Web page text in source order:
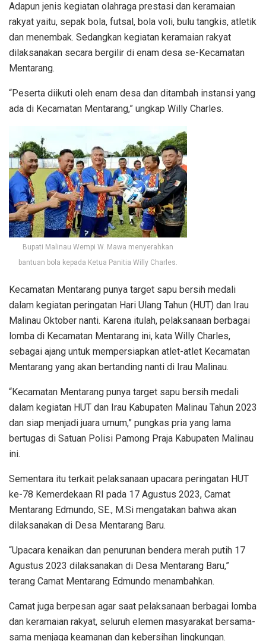
Adapun jenis kegiatan olahraga prestasi dan keramaian
rakyat yaitu, sepak bola, futsal, bola voli, bulu tangkis, atletik
dan menembak. Sedangkan kegiatan keramaian rakyat
dilaksanakan secara bergilir di enam desa se-Kecamatan
Mentarang.
“Peserta diikuti oleh enam desa dan ditambah instansi yang
ada di Kecamatan Mentarang,” ungkap Willy Charles.
Bupati Malinau Wempi W. Mawa menyerahkan
bantuan bola kepada Ketua Panitia Willy Charles.
Kecamatan Mentarang punya target sapu bersih medali
dalam kegiatan peringatan Hari Ulang Tahun (HUT) dan Irau
Malinau Oktober nanti. Karena itulah, pelaksanaan berbagai
lomba di Kecamatan Mentarang ini, kata Willy Charles,
sebagai ajang untuk mempersiapkan atlet-atlet Kecamatan
Mentarang yang akan bertanding nanti di Irau Malinau.
“Kecamatan Mentarang punya target sapu bersih medali
dalam kegiatan HUT dan Irau Kabupaten Malinau Tahun 2023
dan siap menjadi juara umum,” pungkas pria yang lama
bertugas di Satuan Polisi Pamong Praja Kabupaten Malinau
ini.
Sementara itu terkait pelaksanaan upacara peringatan HUT
ke-78 Kemerdekaan RI pada 17 Agustus 2023, Camat
Mentarang Edmundo, SE., M.Si mengatakan bahwa akan
dilaksanakan di Desa Mentarang Baru.
“Upacara kenaikan dan penurunan bendera merah putih 17
Agustus 2023 dilaksanakan di Desa Mentarang Baru,”
terang Camat Mentarang Edmundo menambahkan.
Camat juga berpesan agar saat pelaksanaan berbagai lomba
dan keramaian rakyat, seluruh elemen masyarakat bersama-
sama menjaga keamanan dan kebersihan lingkungan.